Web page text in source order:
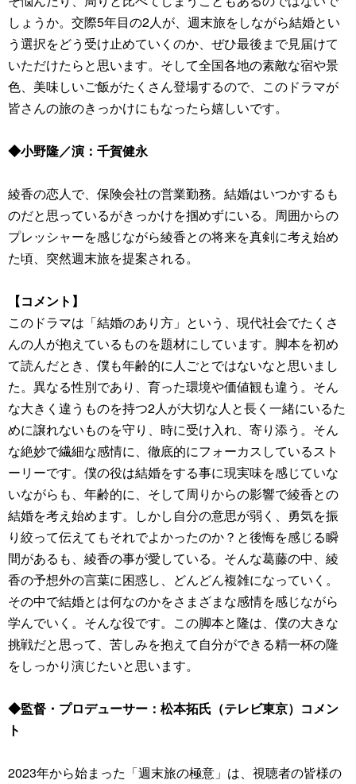
しょうか。交際5年目の2人が、週末旅をしながら結婚とい
う選択をどう受け止めていくのか、ぜひ最後まで見届けて
いただけたらと思います。そして全国各地の素敵な宿や景
色、美味しいご飯がたくさん登場するので、このドラマが
皆さんの旅のきっかけにもなったら嬉しいです。
◆小野隆／演：千賀健永
綾香の恋人で、保険会社の営業勤務。結婚はいつかするも
のだと思っているがきっかけを掴めずにいる。周囲からの
プレッシャーを感じながら綾香との将来を真剣に考え始め
た頃、突然週末旅を提案される。
【コメント】
このドラマは「結婚のあり方」という、現代社会でたくさ
んの人が抱えているものを題材にしています。脚本を初め
て読んだとき、僕も年齢的に人ごとではないなと思いまし
た。異なる性別であり、育った環境や価値観も違う。そん
な大きく違うものを持つ2人が大切な人と長く一緒にいるた
めに譲れないものを守り、時に受け入れ、寄り添う。そん
な絶妙で繊細な感情に、徹底的にフォーカスしているスト
ーリーです。僕の役は結婚をする事に現実味を感じていな
いながらも、年齢的に、そして周りからの影響で綾香との
結婚を考え始めます。しかし自分の意思が弱く、勇気を振
り絞って伝えてもそれでよかったのか？と後悔を感じる瞬
間があるも、綾香の事が愛している。そんな葛藤の中、綾
香の予想外の言葉に困惑し、どんどん複雑になっていく。
その中で結婚とは何なのかをさまざまな感情を感じながら
学んでいく。そんな役です。この脚本と隆は、僕の大きな
挑戦だと思って、苦しみを抱えて自分ができる精一杯の隆
をしっかり演じたいと思います。
◆監督・プロデューサー：松本拓氏（テレビ東京）コメン
ト
2023年から始まった「週末旅の極意」は、視聴者の皆様の